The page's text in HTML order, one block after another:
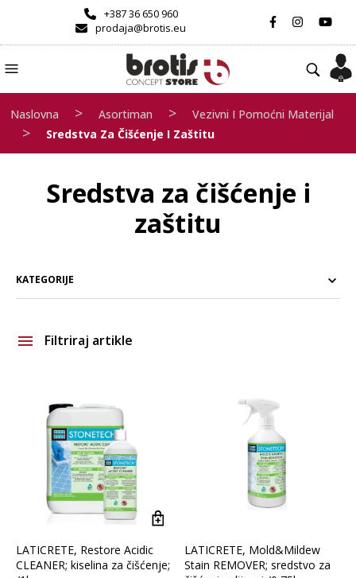
+387 36 650 960
prodaja@brotis.eu
Naslovna > Asortiman > Vezivni I Pomoćni Materijal
> Sredstva Za Čišćenje I Zaštitu
Sredstva za čišćenje i
zaštitu
KATEGORIJE
Filtriraj artikle
Vrsta asortimana
LATICRETE, Restore Acidic
CLEANER; kiselina za čišćenje;
LATICRETE, Mold&Mildew
Stain REMOVER; sredstvo za